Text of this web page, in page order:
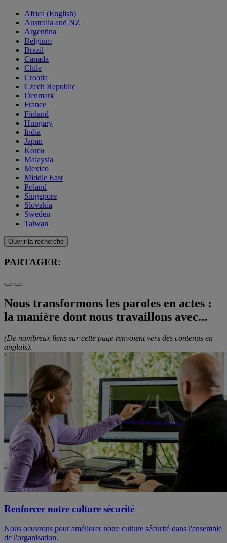
Africa (English)
Australia and NZ
Argentina
Belgium
Brazil
Canada
Chile
Croatia
Czech Republic
Denmark
France
Finland
Hungary
India
Japan
Korea
Malaysia
Mexico
Middle East
Poland
Singapore
Slovakia
Sweden
Taiwan
Ouvrir la recherche
PARTAGER:
Nous transformons les paroles en actes :
la manière dont nous travaillons avec...
(De nombreux liens sur cette page renvoient vers des contenus en
anglais).
Renforcer notre culture sécurité
Nous oeuvrons pour améliorer notre culture sécurité dans l'ensemble
de l'organisation.